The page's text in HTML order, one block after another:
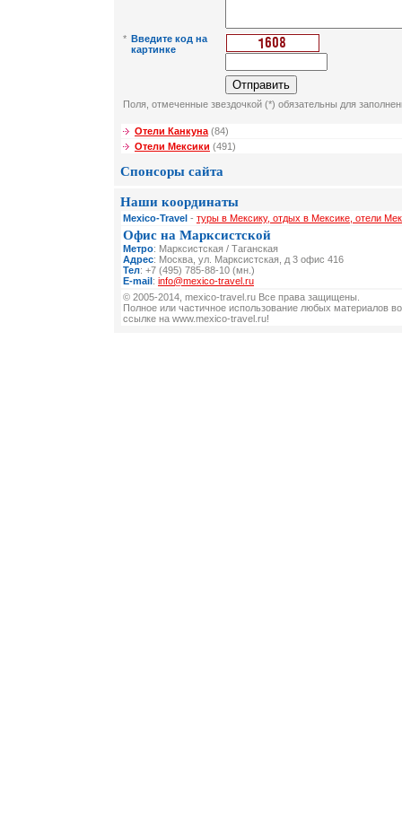
* Введите код на
картинке
Поля, отмеченные звездочкой (*) обязательны для
Отели Канкуна(84)
Отели Мексики (491)
Спонсоры сайта
Наши координаты
Mexico-Travel - туры в Мексику, отдых в Мексике, отели
Офис на Марксистской
Метро: Марксистская / Таганская
Адрес: Москва, ул. Марксистская, д 3 офис 416
Тел: +7 (495) 785-88-10 (мн.)
E-mail: info@mexico-travel.ru
© 2005-2014, mexico-travel.ru Все права защищены.
Полное или частичное использование любых материалов
ссылке на www.mexico-travel.ru!